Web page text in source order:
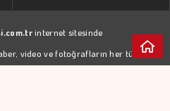
internet sitesinde
video ve fotoğrafların her türlü